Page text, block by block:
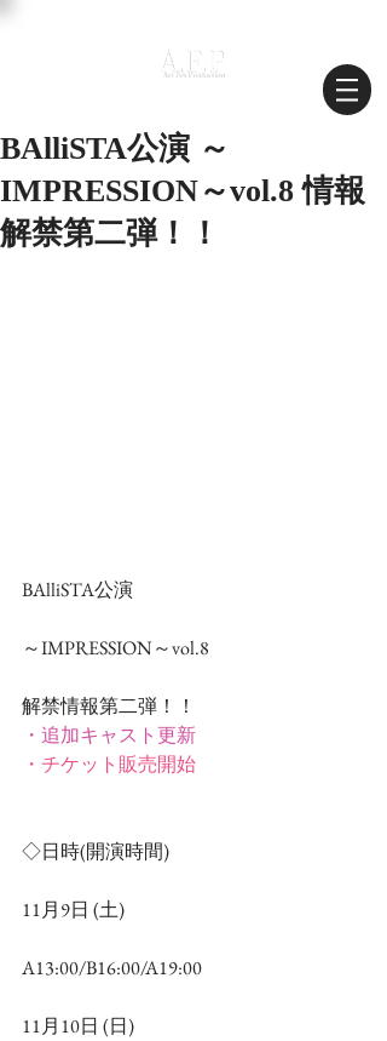
BAlliSTA公演 ～
IMPRESSION～vol.8 情報
解禁第二弾！！
BAlliSTA公演
～IMPRESSION～vol.8
解禁情報第二弾！！
・追加キャスト更新
・チケット販売開始
◇日時(開演時間)
11月9日 (土)
A13:00/B16:00/A19:00
11月10日 (日)